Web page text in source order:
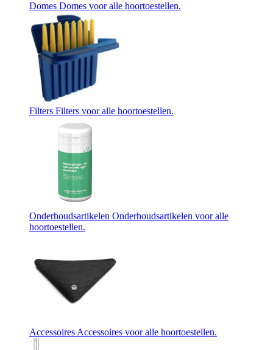
Domes Domes voor alle hoortoestellen.
Filters Filters voor alle hoortoestellen.
Onderhoudsartikelen Onderhoudsartikelen voor alle
hoortoestellen.
AccessoiresAccessoires voor alle hoortoestellen.